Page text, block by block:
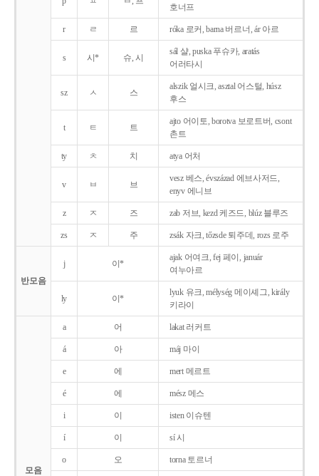
호너프
r ㄹ 르 róka 로커, barna 버르너, ár 아르
s 시* 슈, 시
sál 샬, puska 푸슈카, aratás
어러타시
sz ㅅ 스
alszik 얼시크, asztal 어스털, húsz
후스
t ㅌ 트
ajto 어이토, borotva 보로트버, csont
촌트
ty ㅊ 치 atya 어처
v ㅂ 브
vesz 베스, évszázad 에브사저드,
enyv 에니브
z ㅈ 즈 zab 저브, kezd 케즈드, blúz 블루즈
zs ㅈ 주 zsák 자크, tőzsde 퇴주데, rozs 로주
반모음
j 이*
ajak 어여크, fej 페이, január
여누아르
ly 이*
lyuk 유크, mélység 메이셰그, király
키라이
모음
a 어 lakat 러커트
á 아 máj 마이
e 에 mert 메르트
é 에 mész 메스
i 이 isten 이슈텐
í 이 sí 시
o 오 torna 토르너